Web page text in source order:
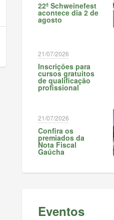
22ª Schweinefest
acontece dia 2 de
agosto
21/07/2026
Inscrições para
cursos gratuitos
de qualificação
profissional
21/07/2026
Confira os
premiados da
Nota Fiscal
Gaúcha
Eventos